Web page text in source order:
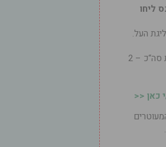
ליחו
קלברס היה מהגורמים המרכזיים לניצחונה של לוד בחוץ על הפועל באר-שבע (2:4) כשהשיג 3 ניצחונות סה“כ – 2
כאן <<